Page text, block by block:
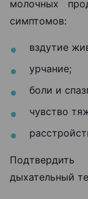
молочных
симптомов:
вздутие
урчание;
боли и
чувство
дыхательный